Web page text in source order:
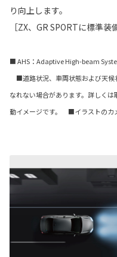
り向上します。
［ZX、GR SPORTに標準装備
■ AHS：Adaptive High-beam
■道路状況、車両状態および天候
なれない場合があります。詳しく
動イメージです。 ■イラストのカ